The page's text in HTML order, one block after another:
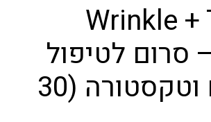
Wrinkle +
Repair – סרום לטיפול
בקמטים וטקסטורה (30